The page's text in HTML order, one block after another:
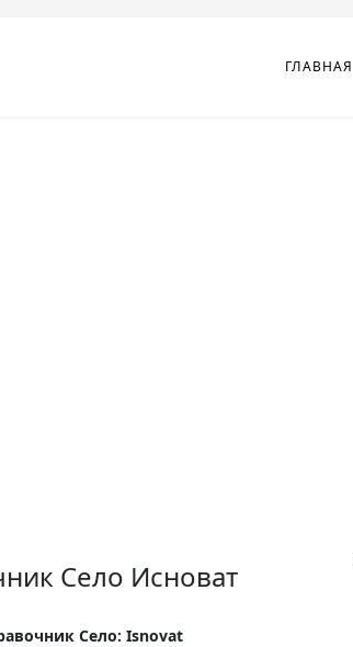
ГЛАВНАЯ
Село Исноват
Село: Isnovat